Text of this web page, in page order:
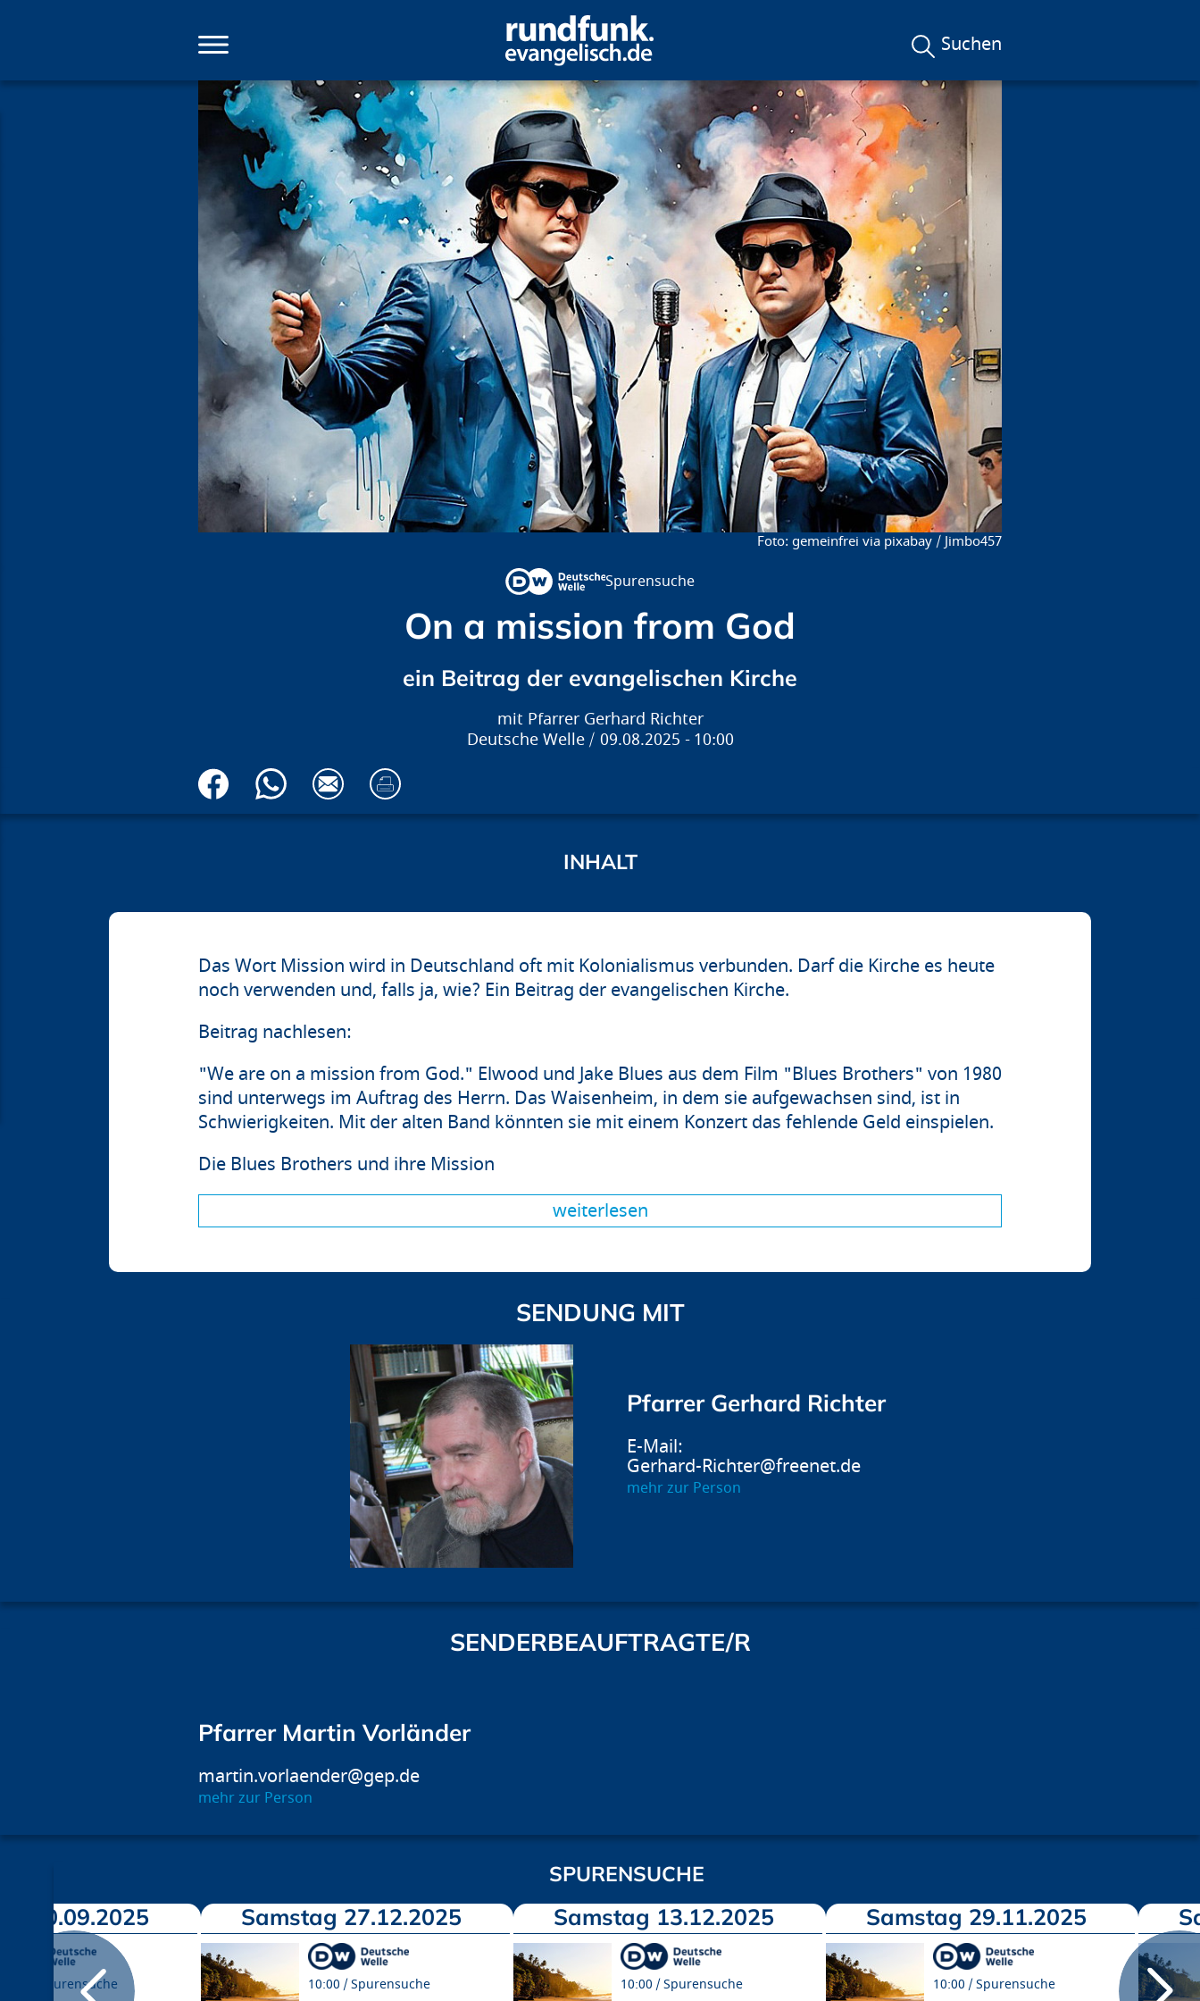
Suchen
On a mission from God
gemeinfrei via pixabay / Jimbo457
Spurensuche
On a mission from God
ein Beitrag der evangelischen Kirche
Pfarrer Gerhard Richter
Deutsche Welle
09.08.2025 10:00
Das Wort Mission wird in Deutschland oft mit Kolonialismus verbunden. Darf die Kirche es heute
noch verwenden und, falls ja, wie? Ein Beitrag der evangelischen Kirche.
Beitrag nachlesen:
"We are on a mission from God." Elwood und Jake Blues aus dem Film "Blues Brothers" von 1980
sind unterwegs im Auftrag des Herrn. Das Waisenheim, in dem sie aufgewachsen sind, ist in
Schwierigkeiten. Mit der alten Band könnten sie mit einem Konzert das fehlende Geld einspielen.
Die Blues Brothers und ihre Mission
weiterlesen
SENDUNG MIT
Pfarrer Gerhard Richter
Gerhard-Richter@freenet.de
mehr zur Person
SENDERBEAUFTRAGTE/R
Pfarrer Martin Vorländer
martin.vorlaender@gep.de
mehr zur Person
SPURENSUCHE
20.09.2025
Spurensuche
Samstag 27.12.2025
10:00 Spurensuche
Samstag 13.12.2025
10:00 Spurensuche
Samstag 29.11.2025
10:00 Spurensuche